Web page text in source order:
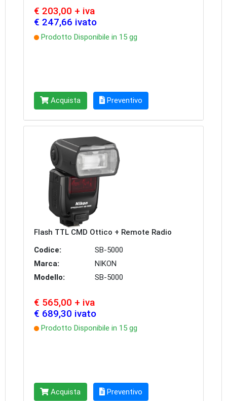
€ 203,00 + iva
€ 247,66 ivato
Prodotto Disponibile in 15 gg
Acquista Preventivo
Flash TTL CMD Ottico + Remote Radio
Codice:
SB-5000
Marca:
NIKON
Modello:
SB-5000
€ 565,00 + iva
€ 689,30 ivato
Prodotto Disponibile in 15 gg
Acquista Preventivo